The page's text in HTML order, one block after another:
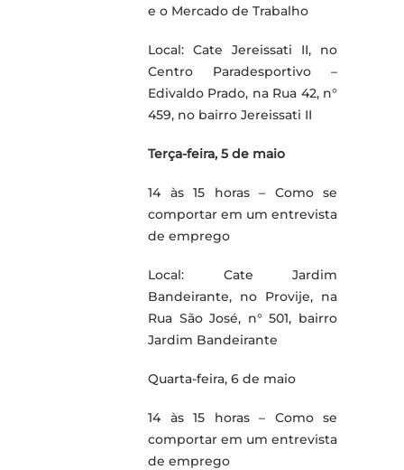
e o Mercado de Trabalho
Local: Cate Jereissati II, no
Centro Paradesportivo –
Edivaldo Prado, na Rua 42, n°
459, no bairro Jereissati II
Terça-feira, 5 de maio
14 às 15 horas – Como se
comportar em um entrevista
de emprego
Local: Cate Jardim
Bandeirante, no Provije, na
Rua São José, n° 501, bairro
Jardim Bandeirante
Quarta-feira, 6 de maio
14 às 15 horas – Como se
comportar em um entrevista
de emprego